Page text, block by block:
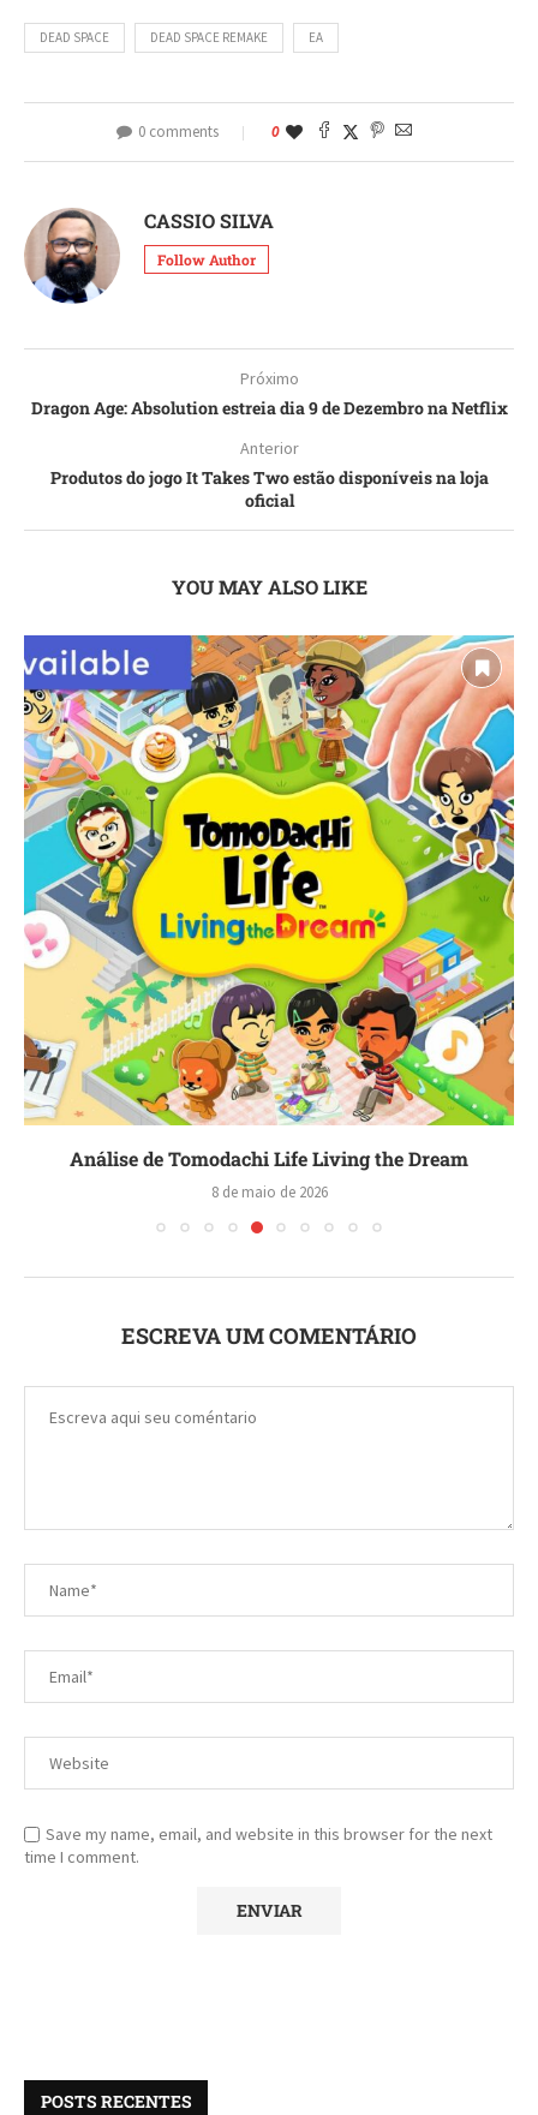
DEAD SPACE DEAD SPACE REMAKE EA
0 comments 0
CASSIO SILVA
Follow Author
Próximo
Dragon Age: Absolution estreia dia 9 de Dezembro na Netflix
Anterior
Produtos do jogo It Takes Two estão disponíveis na loja
oficial
YOU MAY ALSO LIKE
Análise de Tomodachi Life Living the Dream
8 de maio de 2026
ESCREVA UM COMENTÁRIO
Save my name, email, and website in this browser for the next
time I comment.
POSTS RECENTES